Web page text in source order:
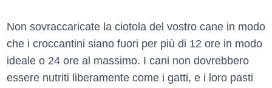
Non sovraccaricate la ciotola del vostro cane in modo
che i croccantini siano fuori per più di 12 ore in modo
ideale o 24 ore al massimo. I cani non dovrebbero
essere nutriti liberamente come i gatti, e i loro pasti